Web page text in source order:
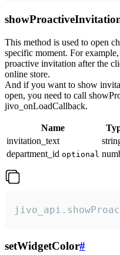
This method is used to open
specific moment. For
proactive invitation after the
online store.
And if you want to show
open, you need to call
jivo_onLoadCallback.
Name
invitation_text
department_id optional
setWidgetColor#